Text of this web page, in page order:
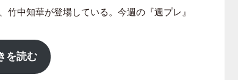
中知華が登場している。今週の『週プレ』
を読む